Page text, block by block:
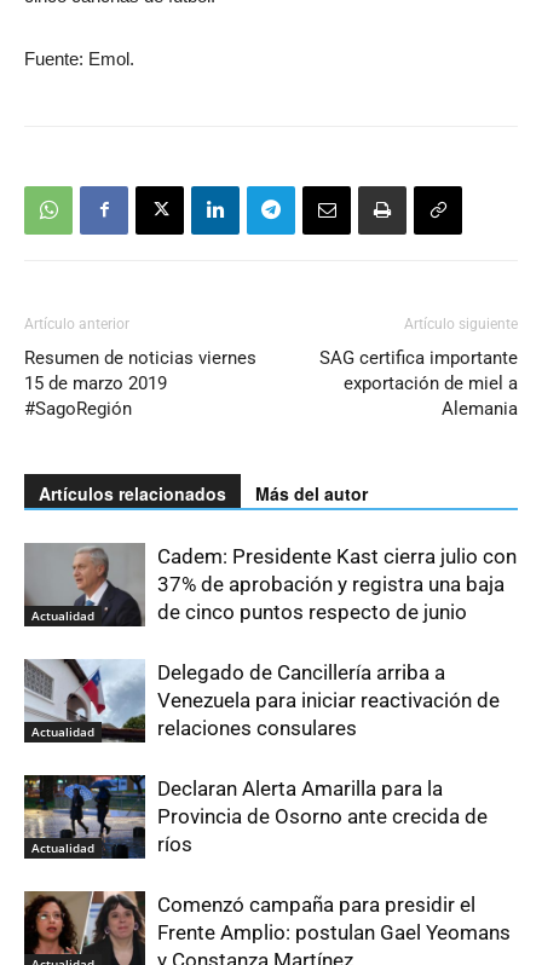
Fuente: Emol.
Artículo anterior
Resumen de noticias viernes
15 de marzo 2019
#SagoRegión
Artículo siguiente
SAG certifica importante
exportación de miel a
Alemania
Artículos relacionados Más del autor
Actualidad
Cadem: Presidente Kast cierra julio con
37% de aprobación y registra una baja
de cinco puntos respecto de junio
Actualidad
Delegado de Cancillería arriba a
Venezuela para iniciar reactivación de
relaciones consulares
Actualidad
Declaran Alerta Amarilla para la
Provincia de Osorno ante crecida de
ríos
Comenzó campaña para presidir el
Frente Amplio: postulan Gael Yeomans
y Constanza Martínez